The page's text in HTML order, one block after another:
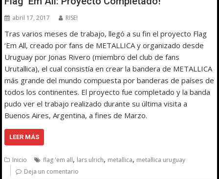
abril 17, 2017 RISE!
Tras varios meses de trabajo, llegó a su fin el proyecto Flag
‘Em All, creado por fans de METALLICA y organizado desde
Uruguay por Jonas Rivero (miembro del club de fans
Urutallica), el cual consistía en crear la bandera de METALLICA
más grande del mundo compuesta por banderas de países de
todos los continentes. El proyecto fue completado y la banda
pudo ver el trabajo realizado durante su última visita a
Buenos Aires, Argentina, a fines de Marzo.
LEER MÁS
Inicio flag 'em all, lars ulrich, metallica, metallica uruguay
Deja un comentario